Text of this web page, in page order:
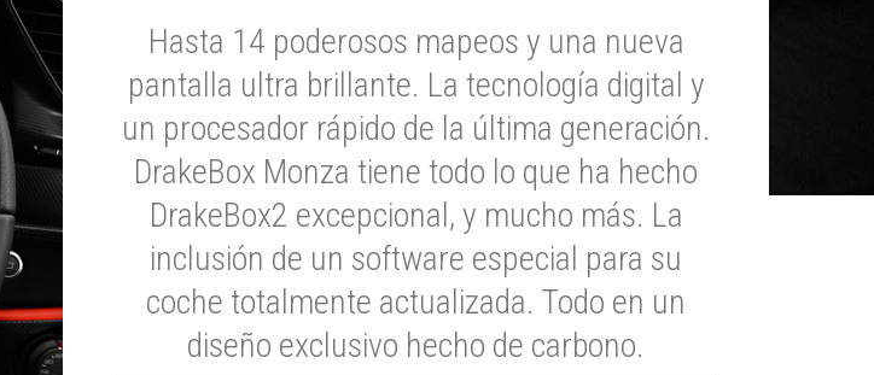
Hasta 14 poderosos mapeos y una nueva
pantalla ultra brillante. La tecnología digital y
un procesador rápido de la última generación.
DrakeBox Monza tiene todo lo que ha hecho
DrakeBox2 excepcional, y mucho más. La
inclusión de un software especial para su
coche totalmente actualizada. Todo en un
diseño exclusivo hecho de carbono.